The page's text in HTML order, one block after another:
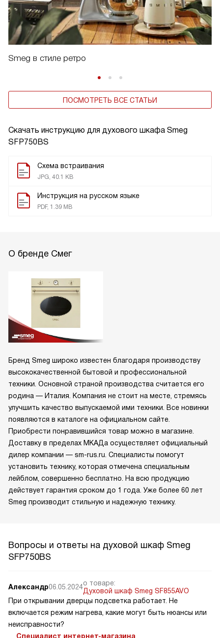
Скачать инструкцию для духового шкафа Smeg
SFP750BS
Схема встраивания
JPG, 40.1 KB
Инструкция на русском языке
PDF, 1.39 MB
Smeg в стиле ретро
ПОСМОТРЕТЬ ВСЕ СТАТЬИ
О бренде Смег
Бренд Smeg широко известен благодаря производству
высококачественной бытовой и профессиональной
техники. Основной страной производства считается его
родина — Италия. Компания не стоит на месте, стремясь
улучшить качество выпускаемой ими техники. Все новинки
появляются в каталоге на официальном сайте.
Приобрести понравившийся товар можно в магазине.
Доставку в пределах МКАДа осуществляет официальный
дилер компании — sm-rus.ru. Специалисты помогут
установить технику, которая отмечена специальным
лейблом, совершенно бесплатно. На всю продукцию
действует гарантия сроком до 1 года. Уже более 60 лет
Smeg производит стильную и надежную технику.
Вопросы и ответы на духовой шкаф Smeg
SFP750BS
Александр06.05.2024о товаре:
Духовой шкаф Smeg SF855AVO
При открывании дверцы подсветка работает. Не
включается режим нагрева, какие могут быть нюансы или
неисправности?
Специалист интернет-магазина